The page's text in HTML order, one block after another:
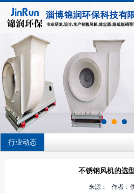
行业动态
不锈钢风机的选
来源： 作者：